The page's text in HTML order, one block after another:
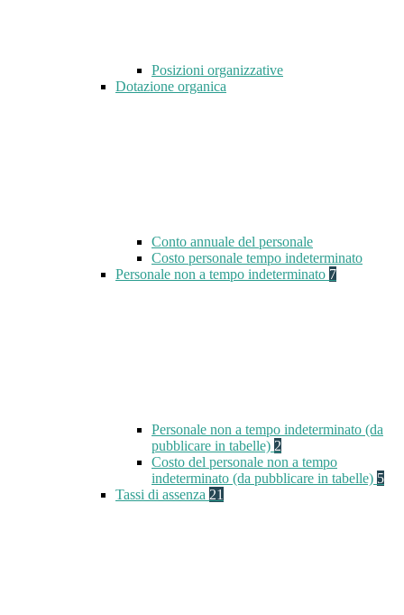
Posizioni organizzative
Dotazione organica
Conto annuale del personale
Costo personale tempo indeterminato
Personale non a tempo indeterminato 7
Personale non a tempo indeterminato (da
pubblicare in tabelle) 2
Costo del personale non a tempo
indeterminato (da pubblicare in tabelle) 5
Tassi di assenza 21